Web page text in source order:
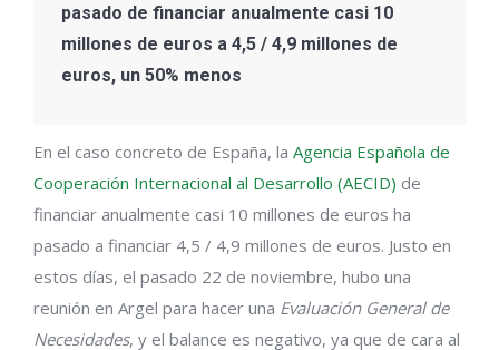
pasado de financiar anualmente casi 10
millones de euros a 4,5 / 4,9 millones de
euros, un 50% menos
En el caso concreto de España, la Agencia Española de
Cooperación Internacional al Desarrollo (AECID) de
financiar anualmente casi 10 millones de euros ha
pasado a financiar 4,5 / 4,9 millones de euros. Justo en
estos días, el pasado 22 de noviembre, hubo una
reunión en Argel para hacer una Evaluación General de
Necesidades, y el balance es negativo, ya que de cara al